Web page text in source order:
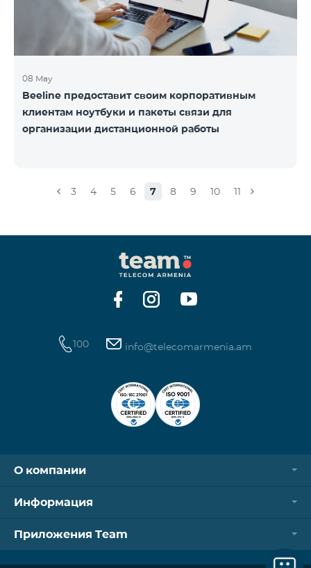
08 May
Beeline предоставит своим корпоративным
клиентам ноутбуки и пакеты связи для
организации дистанционной работы
3 4 5 6 7 8 9 10 11
100 info@telecomarmenia.am
О компании
Информация
Приложения Team